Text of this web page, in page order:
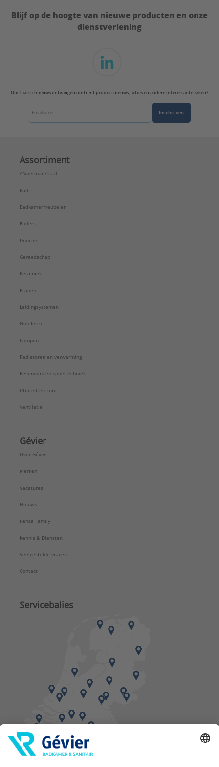
Blijf op de hoogte van nieuwe producten en onze
dienstverlening
Ons laatste nieuws ontvangen omtrent productnieuws, acties en andere interessante zaken?
Inschrijven
Assortiment
Afvoermateriaal
Bad
Badkamermeubelen
Boilers
Douche
Gereedschap
Keramiek
Kranen
Leidingsystemen
Non-ferro
Pompen
Radiatoren en verwarming
Reservoirs en spoeltechniek
Utiliteit en zorg
Ventilatie
Gévier
Over Gévier
Merken
Vacatures
Nieuws
Rensa Family
Kennis & Diensten
Veelgestelde vragen
Contact
Servicebalies
Vind een balie in de buurt